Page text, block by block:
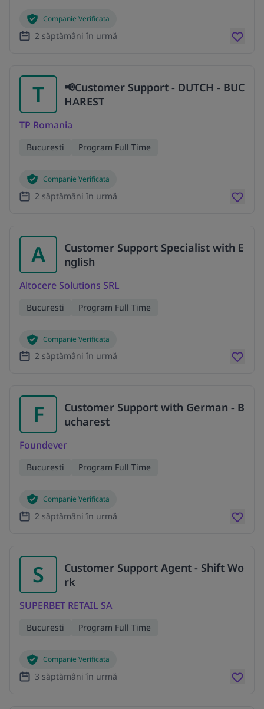
Companie Verificata
2 săptămâni în urmă
T
📢Customer Support - DUTCH - BUC
HAREST
TP Romania
Bucuresti Program Full Time
Companie Verificata
2 săptămâni în urmă
A
Customer Support Specialist with E
nglish
Altocere Solutions SRL
Bucuresti Program Full Time
Companie Verificata
2 săptămâni în urmă
F
Customer Support with German - B
ucharest
Foundever
Bucuresti Program Full Time
Companie Verificata
2 săptămâni în urmă
S
Customer Support Agent - Shift Wo
rk
SUPERBET RETAIL SA
Bucuresti Program Full Time
Companie Verificata
3 săptămâni în urmă